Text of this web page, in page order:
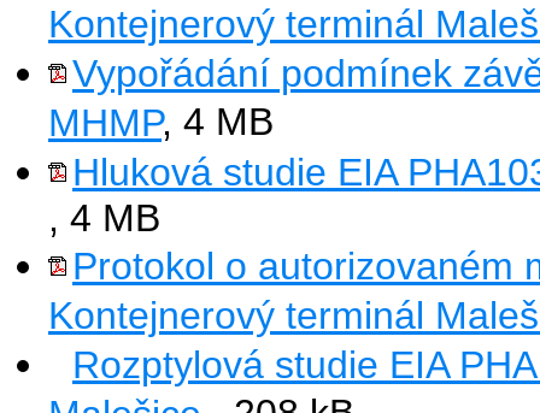
Kontejnerový terminál
Vypořádání podmínek
MHMP, 4 MB
Hluková studie EIA
, 4 MB
Protokol o autorizovaném
Kontejnerový terminál
Rozptylová studie EIA